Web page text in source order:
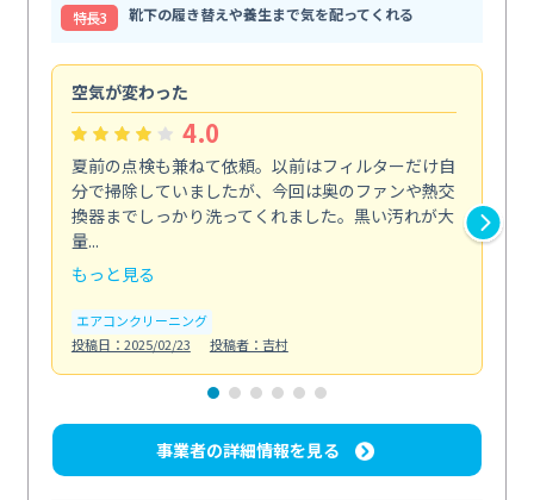
特⻑3
靴下の履き替えや養生まで気を配ってくれる
空気が変わった
4.0
夏前の点検も兼ねて依頼。以前はフィルターだけ自
分で掃除していましたが、今回は奥のファンや熱交
換器までしっかり洗ってくれました。黒い汚れが大
量...
もっと見る
エアコンクリーニング
投稿日：2025/02/23
投稿者：吉村
事業者の詳細情報を見る